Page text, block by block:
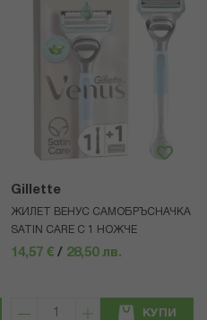
Gillette
ЖИЛЕТ ВЕНУС САМОБРЪСНАЧКА
SATIN CARE С 1 НОЖЧЕ
14,57 € / 28,50 лв.
КУПИ